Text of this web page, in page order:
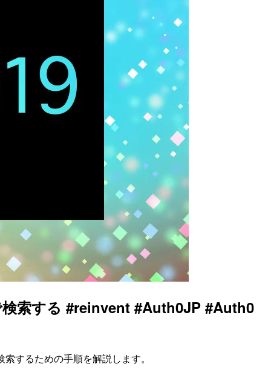
索する #reinvent #Auth0JP #Auth0
するための手順を解説します。